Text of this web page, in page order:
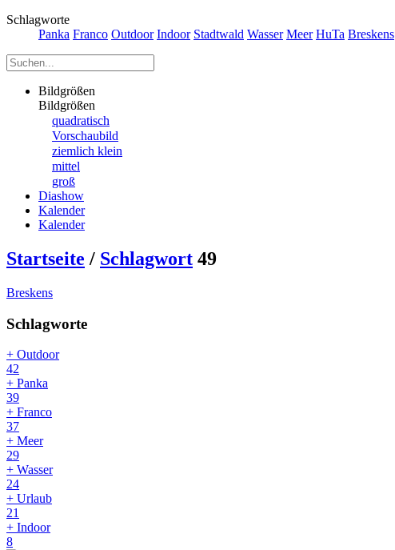
Schlagworte
Panka Franco Outdoor Indoor Stadtwald Wasser Meer HuTa Breskens
Bildgrößen
Bildgrößen
quadratisch
Vorschaubild
ziemlich klein
mittel
groß
Diashow
Kalender
Kalender
Startseite / Schlagwort 49
Breskens
Schlagworte
+ Outdoor
42
+ Panka
39
+ Franco
37
+ Meer
29
+ Wasser
24
+ Urlaub
21
+ Indoor
8